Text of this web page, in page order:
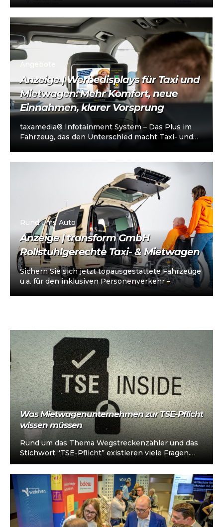
Anzeige | Werbedisplays für Taxi und
Mietwagen: Mehr Komfort, neue
Einnahmen, klarer Vorsprung
taxamedia® Infotainment System – Das Plus im
Fahrzeug, das den Unterschied macht Taxi- und
Rund ums Auto
Anzeige | transform GmbH
Rollstuhlgerechte Taxi- & Mietwagen
Sichern Sie sich jetzt topausgestattete Fahrzeuge
u.a. für den inklusiven Personenverkehr –
Was Mietwagenunternehmen zur TSE-Pflicht
wissen müssen
Rund um das Thema Wegstreckenzähler und das
Stichwort “TSE-Pflicht” existieren viele Fragen.
Vor dem Hintergrund einiger Änderungen, die zum
Jahresende…